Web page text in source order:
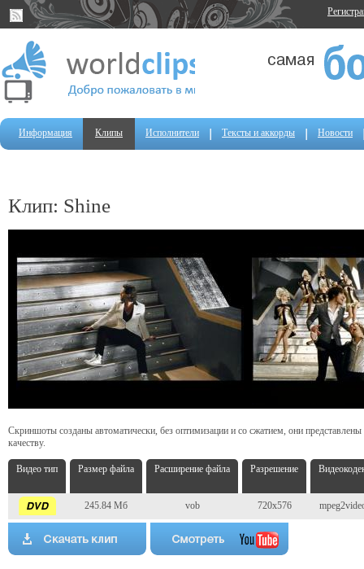
Информация Клипы Исполнители Тексты и аккорды Новости
Клип: Shine
Скриншоты созданы автоматически, без оптимизации и со сжатием, они
качеству.
Видео тип Размер файла Расширение файла Разрешение
245.84 Мб vob 720x576